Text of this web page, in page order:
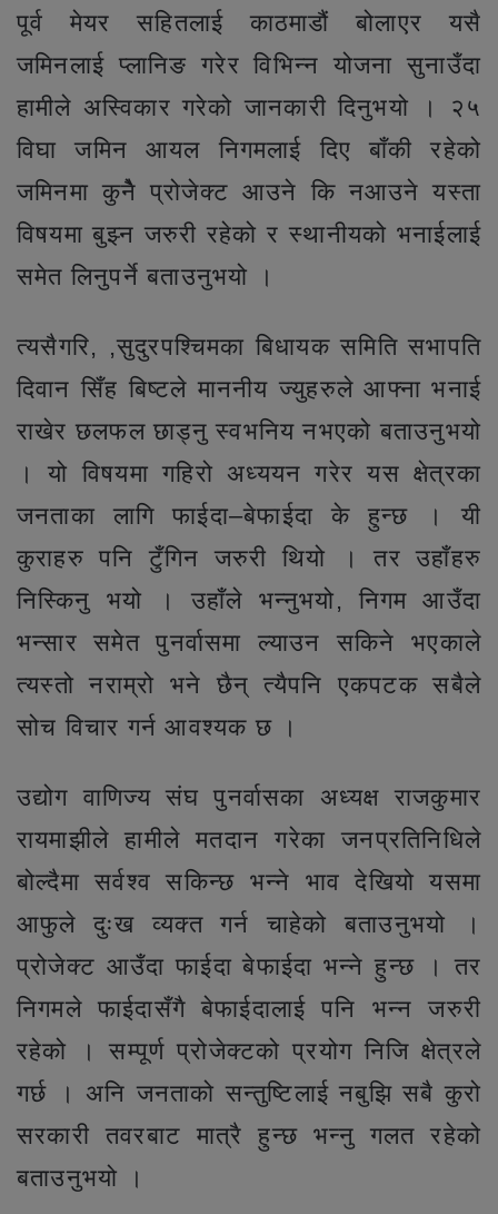
पूर्व मेयर सहितलाई काठमाडौं बोलाएर यसै
जमिनलाई प्लानिङ गरेर विभिन्न योजना सुनाउँदा
हामीले अस्विकार गरेको जानकारी दिनुभयो । २५
विघा जमिन आयल निगमलाई दिए बाँकी रहेको
जमिनमा कुनैे प्रोजेक्ट आउने कि नआउने यस्ता
विषयमा बुझ्न जरुरी रहेको र स्थानीयको भनाईलाई
समेत लिनुपर्ने बताउनुभयो ।
त्यसैगरि, ,सुदुरपश्चिमका बिधायक समिति सभापति
दिवान सिँह बिष्टले माननीय ज्युहरुले आफ्ना भनाई
राखेर छलफल छाड्नु स्वभनिय नभएको बताउनुभयो
। यो विषयमा गहिरो अध्ययन गरेर यस क्षेत्रका
जनताका लागि फाईदा–बेफाईदा के हुन्छ । यी
कुराहरु पनि टुँगिन जरुरी थियो । तर उहाँहरु
निस्किनु भयो । उहाँले भन्नुभयो, निगम आउँदा
भन्सार समेत पुनर्वासमा ल्याउन सकिने भएकाले
त्यस्तो नराम्रो भने छैन् त्यैपनि एकपटक सबैले
सोच विचार गर्न आवश्यक छ ।
उद्योग वाणिज्य संघ पुनर्वासका अध्यक्ष राजकुमार
रायमाझीले हामीले मतदान गरेका जनप्रतिनिधिले
बोल्दैमा सर्वश्व सकिन्छ भन्ने भाव देखियो यसमा
आफुले दुःख व्यक्त गर्न चाहेको बताउनुभयो ।
प्रोजेक्ट आउँदा फाईदा बेफाईदा भन्ने हुन्छ । तर
निगमले फाईदासँगै बेफाईदालाई पनि भन्न जरुरी
रहेको । सम्पूर्ण प्रोजेक्टको प्रयोग निजि क्षेत्रले
गर्छ । अनि जनताको सन्तुष्टिलाई नबुझि सबै कुरो
सरकारी तवरबाट मात्रै हुन्छ भन्नु गलत रहेको
बताउनुभयो ।